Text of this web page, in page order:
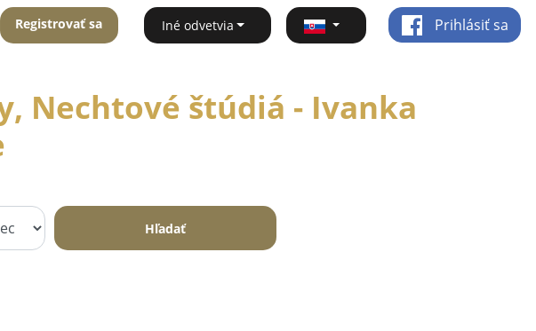
Registrovať sa Iné odvetvia Prihlásiť sa
Nechtové štúdiá - Ivanka
Hľadať